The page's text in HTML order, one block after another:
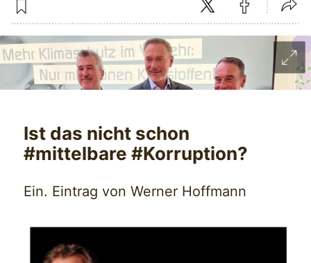
Ist das nicht schon
#mittelbare #Korruption?
Ein. Eintrag von Werner Hoffmann